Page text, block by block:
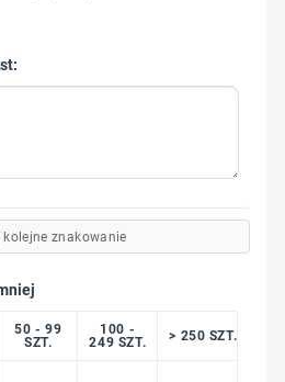
znakowanie
50 - 99
SZT.
100 -
249 SZT.
> 250 SZT.